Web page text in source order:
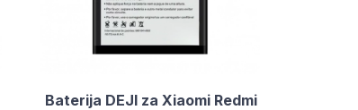
Baterija DEJI za Xiaomi Redmi